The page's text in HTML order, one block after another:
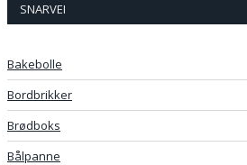
SNARVEI
Bakebolle
Bordbrikker
Brødboks
Bålpanne